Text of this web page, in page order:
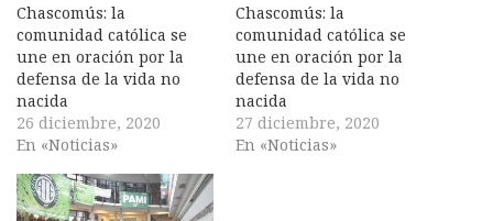
Chascomús: la
comunidad católica se
une en oración por la
defensa de la vida no
nacida
26 diciembre, 2020
En «Noticias»
Chascomús: la
comunidad católica se
une en oración por la
defensa de la vida no
nacida
27 diciembre, 2020
En «Noticias»